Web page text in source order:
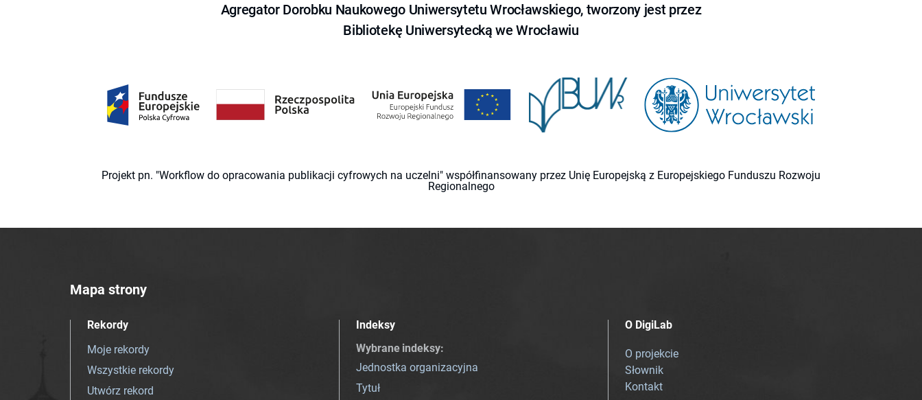
Agregator Dorobku Naukowego Uniwersytetu Wrocławskiego, tworzony jest przez
Bibliotekę Uniwersytecką we Wrocławiu
Projekt pn. "Workflow do opracowania publikacji cyfrowych na uczelni" współfinansowany przez Unię Europejską z Europejskiego Funduszu Rozwoju
Regionalnego
Mapa strony
Rekordy
Moje rekordy
Wszystkie rekordy
Utwórz rekord
Indeksy
Wybrane indeksy:
Jednostka organizacyjna
Tytuł
O DigiLab
O projekcie
Słownik
Kontakt